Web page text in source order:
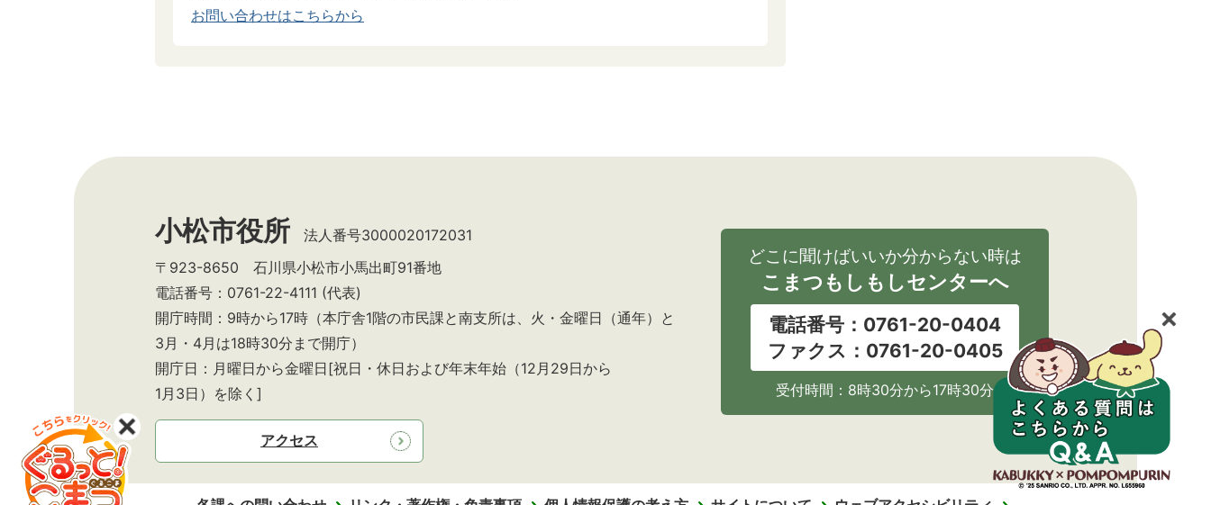
お問い合わせはこちらから
小松市役所
法人番号3000020172031
〒923-8650 石川県小松市小馬出町91番地
電話番号：0761-22-4111 (代表)
開庁時間：9時から17時（本庁舎1階の市民課と南支所は、火・金曜日（通年）と
3月・4月は18時30分まで開庁）
開庁日：月曜日から金曜日[祝日・休日および年末年始（12月29日から
1月3日）を除く]
アクセス
どこに聞けばいいか分からない時は
こまつもしもしセンターへ
電話番号：0761-20-0404
ファクス：0761-20-0405
受付時間：8時30分から17時30分